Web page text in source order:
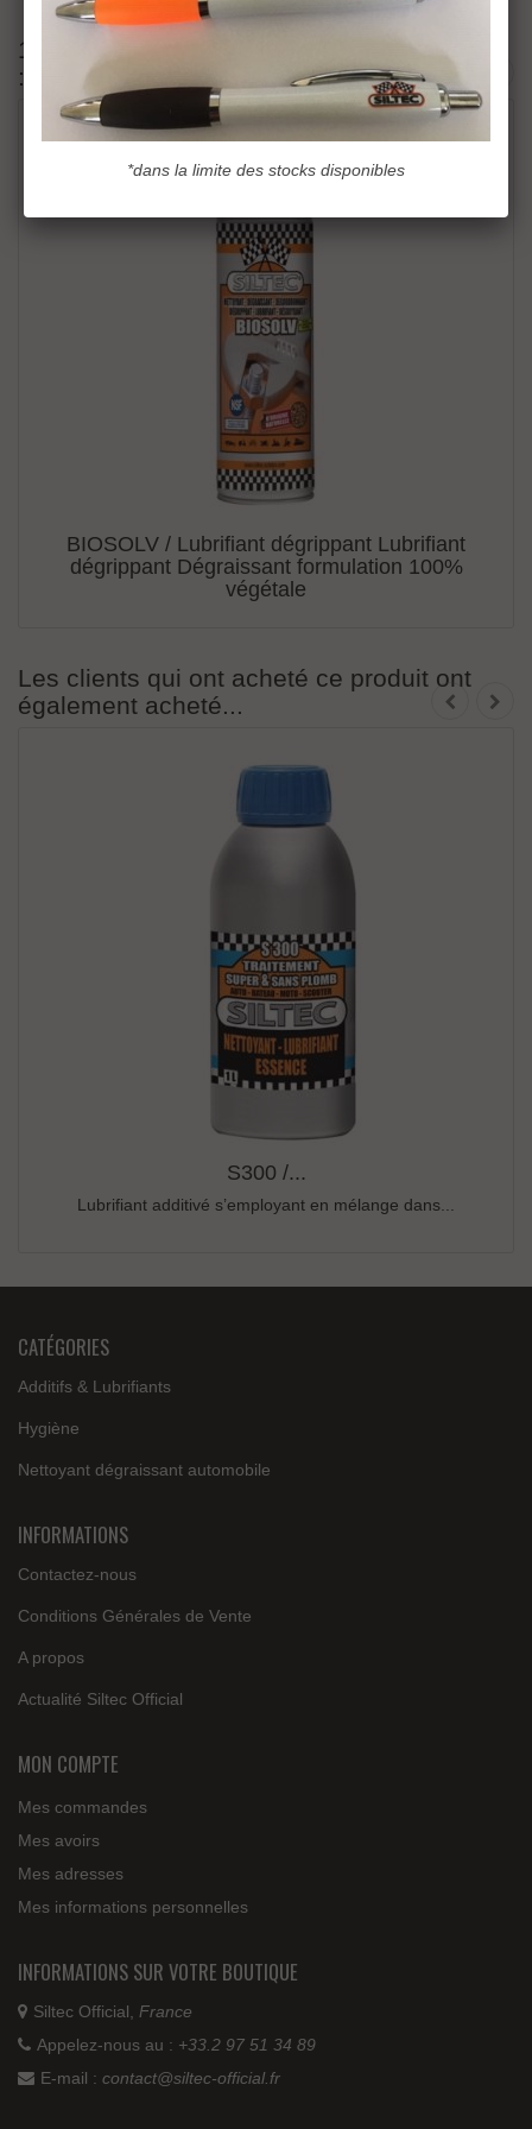
17 autres produits dans la même catégorie
:
BIOSOLV / Lubrifiant dégrippant Lubrifiant
dégrippant Dégraissant formulation 100%
végétale
Les clients qui ont acheté ce produit ont
également acheté...
S300 /...
Lubrifiant additivé s’employant en mélange dans...
CATÉGORIES
Additifs & Lubrifiants
Hygiène
Nettoyant dégraissant automobile
INFORMATIONS
Contactez-nous
Conditions Générales de Vente
A propos
Actualité Siltec Official
MON COMPTE
Mes commandes
Mes avoirs
Mes adresses
Mes informations personnelles
INFORMATIONS SUR VOTRE BOUTIQUE
Siltec Official, France
Appelez-nous au : +33.2 97 51 34 89
E-mail : contact@siltec-official.fr
*dans la limite des stocks disponibles